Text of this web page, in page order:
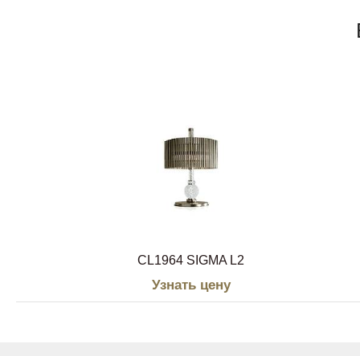
CL1964 SIGMA L2
Узнать цену